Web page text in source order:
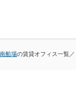
南船場の賃貸オフィス一覧